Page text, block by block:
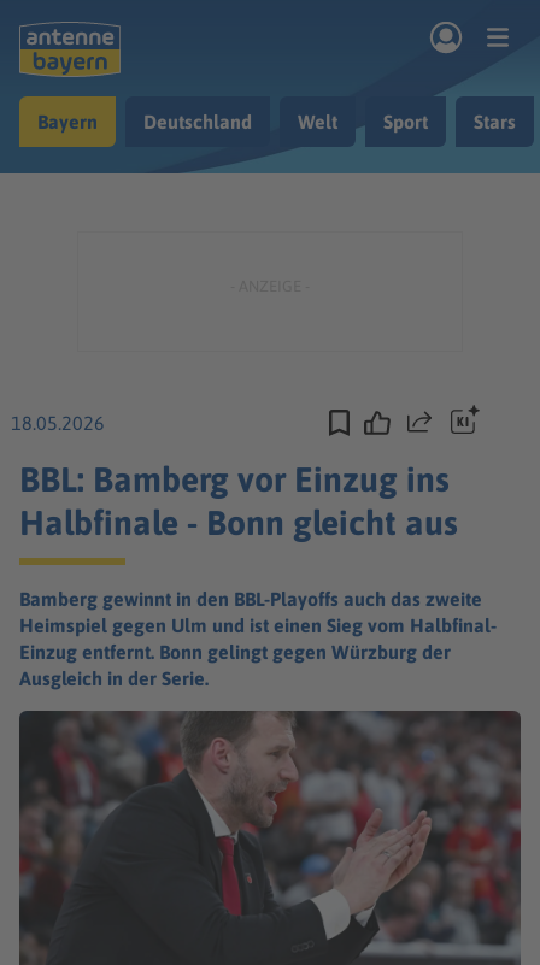
Musik & Radio
Bayern Deutschland Welt Sport Stars
18.05.2026 Teilen
BBL: Bamberg vor Einzug ins
Halbfinale - Bonn gleicht aus
Bamberg gewinnt in den BBL-Playoffs auch das zweite
Heimspiel gegen Ulm und ist einen Sieg vom Halbfinal-
Einzug entfernt. Bonn gelingt gegen Würzburg der
Ausgleich in der Serie.